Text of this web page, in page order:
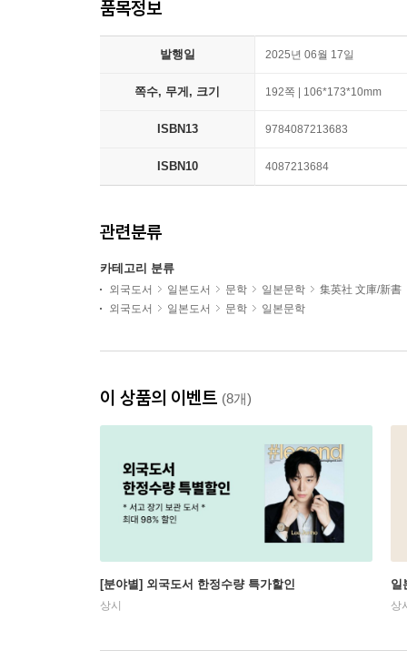
품목정보
발행일 2025년 06월 17일
쪽수, 무게, 크기 192쪽 | 106*173*10mm
ISBN13 9784087213683
ISBN10 4087213684
관련분류
카테고리 분류
외국도서 일본도서 문학 일본문학
集英社 文庫/新書
외국도서
일본도서 문학 일본문학
이 상품의 이벤트 (8개)
[분야별] 외국도서 한정수량 특가할인
상시
일
상